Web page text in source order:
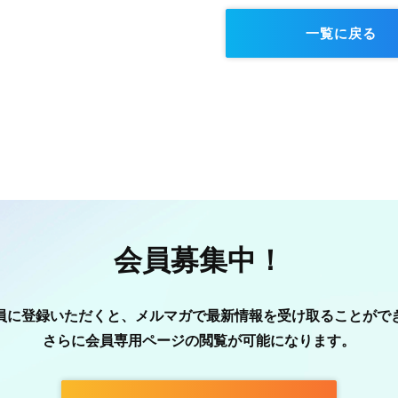
一覧に戻る
会員募集中！
に登録いただくと、メルマガで最新情報を受け取ることがで
さらに会員専用ページの閲覧が可能になります。